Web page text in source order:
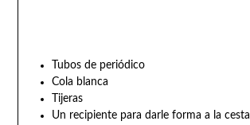
Tubos de periódico
Cola blanca
Tijeras
Un recipiente para darle forma a la cesta